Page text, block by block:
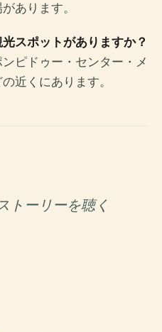
あります。
スポットがありますか？
ピドゥー・センター・メ
近くにあります。
トーリーを聴く